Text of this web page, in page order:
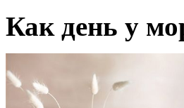
Как день у